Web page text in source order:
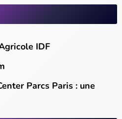
IDF
Parcs Paris : une